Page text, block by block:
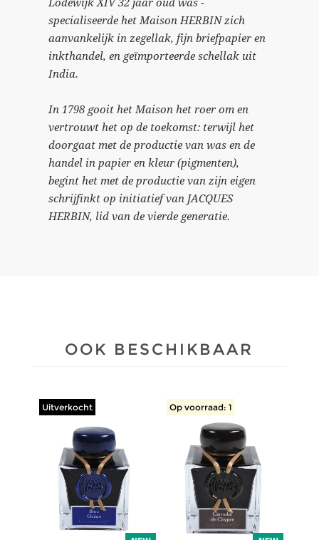
Lodewijk XIV 32 jaar oud was -
specialiseerde het Maison HERBIN zich
aanvankelijk in zegellak, fijn briefpapier en
inkthandel, en geïmporteerde schellak uit
India.
In 1798 gooit het Maison het roer om en
vertrouwt het op de toekomst: terwijl het
doorgaat met de productie van was en de
handel in papier en kleur (pigmenten),
begint het met de productie van zijn eigen
schrijfinkt op initiatief van JACQUES
HERBIN, lid van de vierde generatie.
OOK BESCHIKBAAR
Uitverkocht Op voorraad: 1